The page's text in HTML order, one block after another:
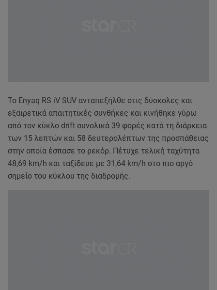
Το Enyaq RS iV SUV ανταπεξήλθε στις δύσκολες και
εξαιρετικά απαιτητικές συνθήκες και κινήθηκε γύρω
από τον κύκλο drift συνολικά 39 φορές κατά τη διάρκεια
των 15 λεπτών και 58 δευτερολέπτων της προσπάθειας
στην οποία έσπασε το ρεκόρ. Πέτυχε τελική ταχύτητα
48,69 km/h και ταξίδευε με 31,64 km/h στο πιο αργό
σημείο του κύκλου της διαδρομής.